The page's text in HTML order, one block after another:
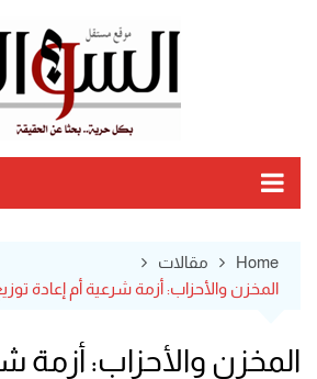
Home
مقالات
المخزن والأحزاب: أزمة شرعية أم إعادة
المخزن والأحزاب: أزمة